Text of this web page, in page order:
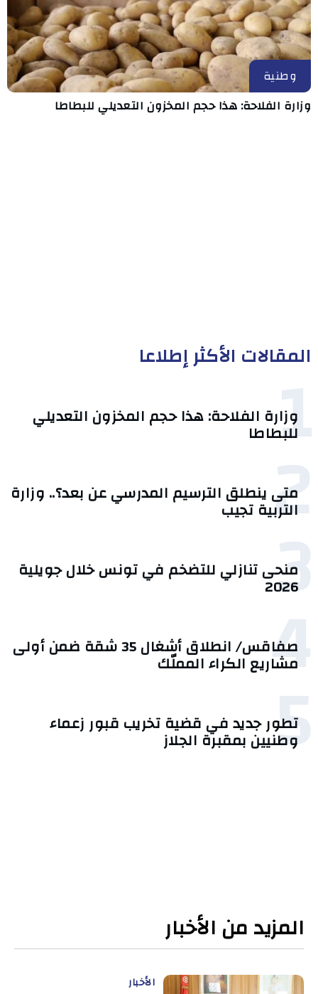
وطنية
وزارة الفلاحة: هذا حجم المخزون التعديلي للبطاطا
المقالات الأكثر إطلاعا
1
وزارة الفلاحة: هذا حجم المخزون التعديلي
للبطاطا
2
متى ينطلق الترسيم المدرسي عن بعد؟.. وزارة
التربية تجيب
3 منحى تنازلي ‎للتضخم في تونس خلال جويلية
2026‎
4 صفاقس/ انطلاق أشغال 35 شقة ضمن أولى
مشاريع الكراء المملّك
5
تطور جديد في قضية تخريب قبور زعماء
وطنيين بمقبرة الجلاز
المزيد من الأخبار
الأخبار